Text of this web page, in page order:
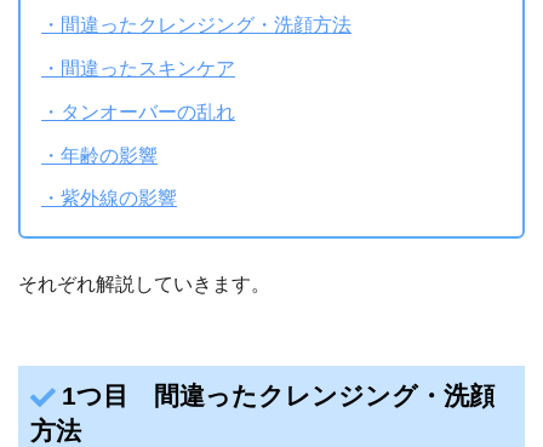
・間違ったクレンジング・洗顔方法
・間違ったスキンケア
・タンオーバーの乱れ
・年齢の影響
・紫外線の影響
それぞれ解説していきます。
1つ目 間違ったクレンジング・洗顔
方法